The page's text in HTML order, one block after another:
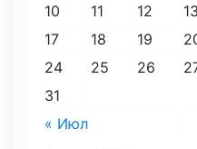
« Июл
10
11 12 13
17
18 19
24
25 26
31